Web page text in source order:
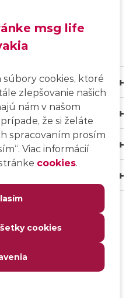
msg life
cookies, ktoré
zlepšovanie našich
nám v našom
že si želáte
spracovaním prosím
Viac informácií
cookies.
cookies